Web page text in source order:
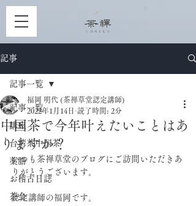
記事
記事一覧
講座
台湾茶中国茶
薬膳
お稽古日誌
茶会
記事一覧
中国茶で今年叶えたいことはあ
りますか？
福岡 明代 (茶禅草堂認定講師)
2022年1月14日 読了時間: 2分
いつも茶禅草堂のブログにご訪問いただきあ
りがとうございます。
認定講師の福岡です。